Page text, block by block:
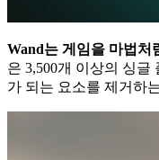
Wand는 게임을 마법처
은 3,500개 이상의 싱글
가 되는 요소를 제거하